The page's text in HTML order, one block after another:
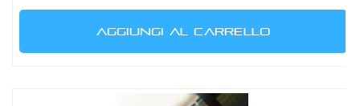
AGGIUNGI AL CARRELLO